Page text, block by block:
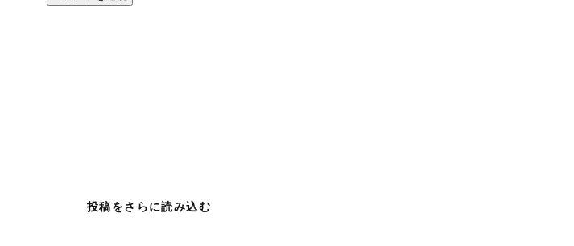
投稿をさらに読み込む